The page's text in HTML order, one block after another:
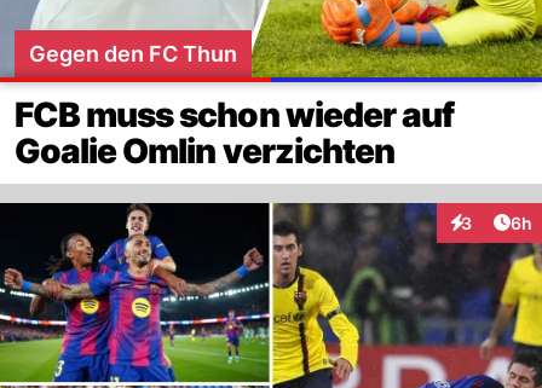
Gegen den FC Thun
FCB muss schon wieder auf
Goalie Omlin verzichten
3 6h